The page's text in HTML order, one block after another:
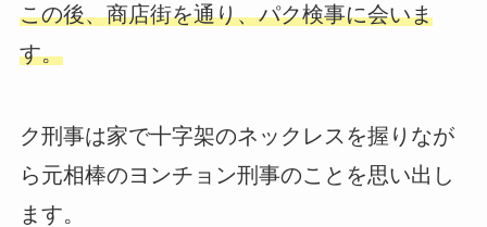
この後、商店街を通り、パク検事に会いま
す。
ク刑事は家で十字架のネックレスを握りなが
ら元相棒のヨンチョン刑事のことを思い出し
ます。